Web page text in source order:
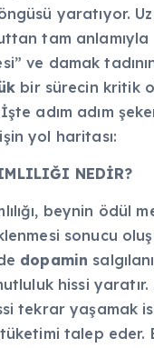
yaratıyor.
tam anlamıyla
ve damak
bir sürecin kritik
adım adım
yol haritası:
NEDİR?
beynin ödül
sonucu
dopamin
hissi
tekrar yaşamak
talep eder.